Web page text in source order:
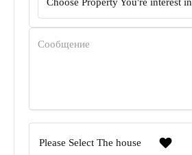
Please Select The house